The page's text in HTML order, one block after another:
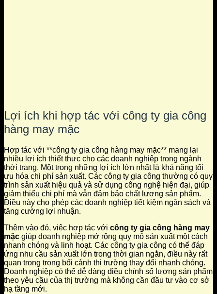
Lợi ích khi hợp tác với công ty gia công
hàng may mặc
Hợp tác với **công ty gia công hàng may mặc** mang lại
nhiều lợi ích thiết thực cho các doanh nghiệp trong ngành
thời trang. Một trong những lợi ích lớn nhất là khả năng tối
ưu hóa chi phí sản xuất. Các công ty gia công thường có quy
trình sản xuất hiệu quả và sử dụng công nghệ hiện đại, giúp
giảm thiểu chi phí mà vẫn đảm bảo chất lượng sản phẩm.
Điều này cho phép các doanh nghiệp tiết kiệm ngân sách và
tăng cường lợi nhuận.
Thêm vào đó, việc hợp tác với công ty gia công hàng may
mặc giúp doanh nghiệp mở rộng quy mô sản xuất một cách
nhanh chóng và linh hoạt. Các công ty gia công có thể đáp
ứng nhu cầu sản xuất lớn trong thời gian ngắn, điều này rất
quan trọng trong bối cảnh thị trường thay đổi nhanh chóng.
Doanh nghiệp có thể dễ dàng điều chỉnh số lượng sản phẩm
theo yêu cầu của thị trường mà không cần đầu tư vào cơ sở
hạ tầng mới.